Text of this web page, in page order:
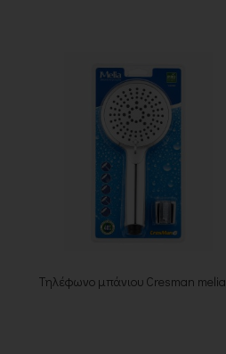
Τηλέφωνο μπάνιου Cresman melia